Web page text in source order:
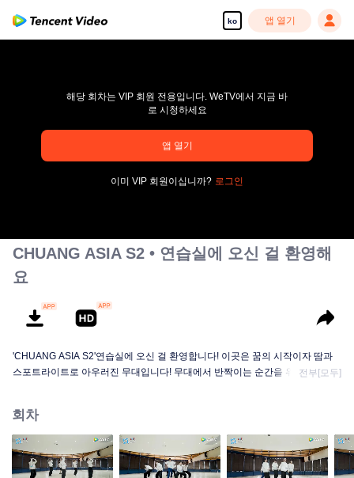
ko 앱 열기
pay limit
오류 코드: 70013083.-1-0c535bb3f805f67f1eee56401ad0f1b2
해당 회차는 VIP 회원 전용입니다. WeTV에서 지금 바
로 시청하세요
앱 열기
이미 VIP 회원이십니까? 로그인
CHUANG ASIA S2 • 연습실에 오신 걸 환영해
요
'CHUANG ASIA S2'연습실에 오신 걸 환영합니다! 이곳은 꿈의 시작이자 땀과
스포트라이트로 아우러진 무대입니다! 무대에서 반짝이는 순간을 위해 밤낮을
전부[모두]
회차